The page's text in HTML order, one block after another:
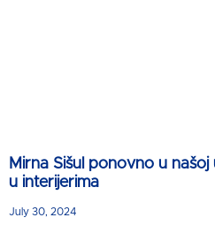
Mirna Sišul ponovno u
u interijerima
July 30, 2024